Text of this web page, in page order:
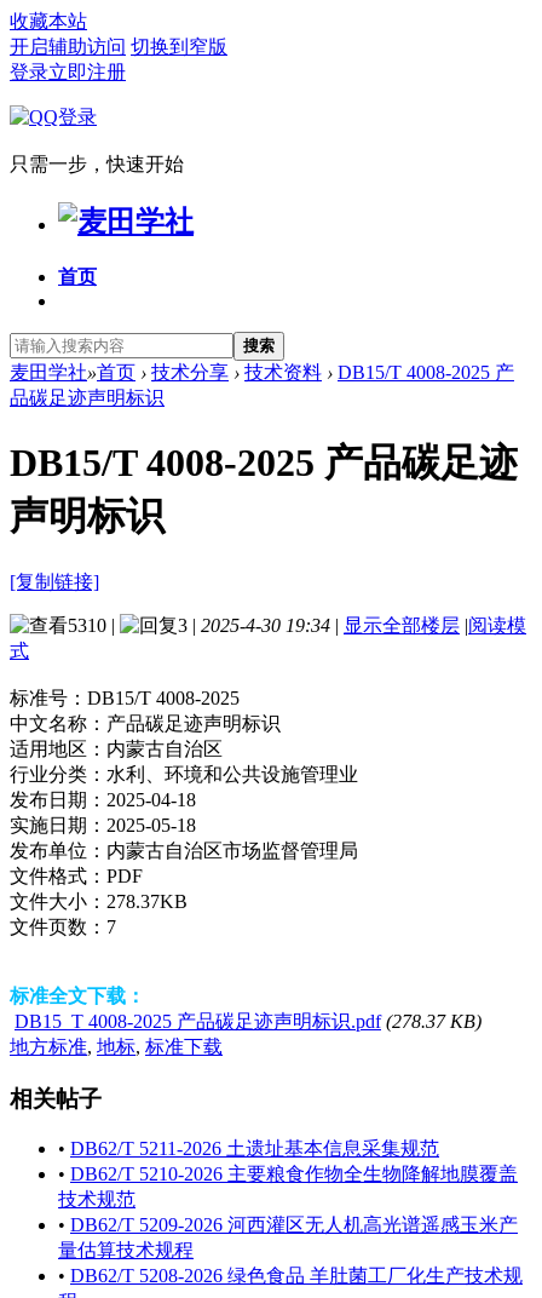
收藏本站
开启辅助访问 切换到窄版
登录立即注册
只需一步，快速开始
首页
搜索
麦田学社»首页 › 技术分享 › 技术资料 › DB15/T 4008-2025 产
品碳足迹声明标识
DB15/T 4008-2025 产品碳足迹
声明标识
[复制链接]
5310 | 3 | 2025-4-30 19:34 | 显示全部楼层 |阅读模
式
标准号： DB15/T 4008-2025
中文名称： 产品碳足迹声明标识
适用地区： 内蒙古自治区
行业分类： 水利、环境和公共设施管理业
发布日期： 2025-04-18
实施日期： 2025-05-18
发布单位： 内蒙古自治区市场监督管理局
文件格式： PDF
文件大小： 278.37KB
文件页数： 7
标准全文下载：
DB15_T 4008-2025 产品碳足迹声明标识.pdf (278.37 KB)
地方标准, 地标, 标准下载
相关帖子
• DB62/T 5211-2026 土遗址基本信息采集规范
• DB62/T 5210-2026 主要粮食作物全生物降解地膜覆盖
技术规范
• DB62/T 5209-2026 河西灌区无人机高光谱遥感玉米产
量估算技术规程
• DB62/T 5208-2026 绿色食品 羊肚菌工厂化生产技术规